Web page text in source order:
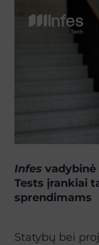
Infes vadybinė
Tests įrankiai
sprendimams
Statybų bei